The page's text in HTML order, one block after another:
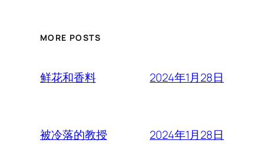
MORE POSTS
鲜花和香料 2024年1月28日
被冷落的教授 2024年1月28日